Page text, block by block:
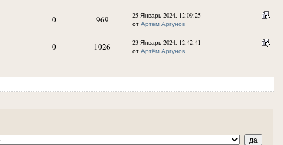
0 969
25 Январь 2024, 12:09:25
от Артём Аргунов
0 1026
23 Январь 2024, 12:42:41
от Артём Аргунов